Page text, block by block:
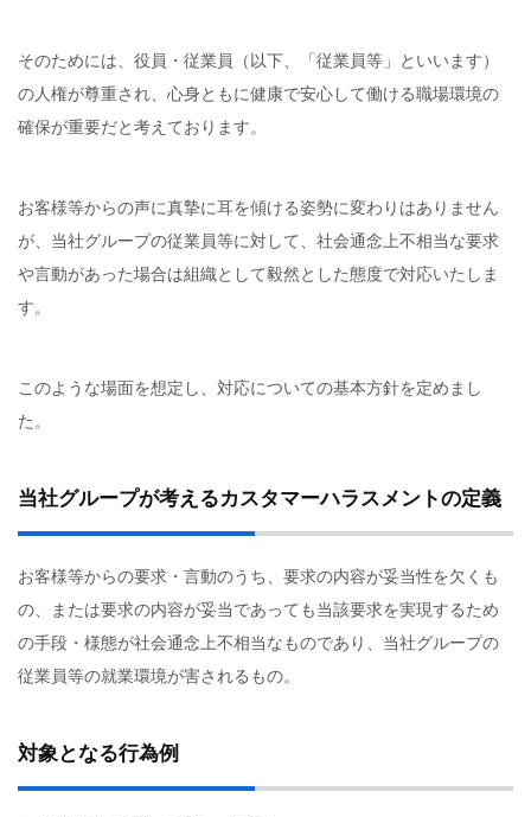
そのためには、役員・従業員（以下、「従業員等」といいます）
の人権が尊重され、心身ともに健康で安心して働ける職場環境の
確保が重要だと考えております。
お客様等からの声に真摯に耳を傾ける姿勢に変わりはありません
が、当社グループの従業員等に対して、社会通念上不相当な要求
や言動があった場合は組織として毅然とした態度で対応いたしま
す。
このような場面を想定し、対応についての基本方針を定めまし
た。
当社グループが考えるカスタマーハラスメントの定義
お客様等からの要求・言動のうち、要求の内容が妥当性を欠くも
の、または要求の内容が妥当であっても当該要求を実現するため
の手段・様態が社会通念上不相当なものであり、当社グループの
従業員等の就業環境が害されるもの。
対象となる行為例